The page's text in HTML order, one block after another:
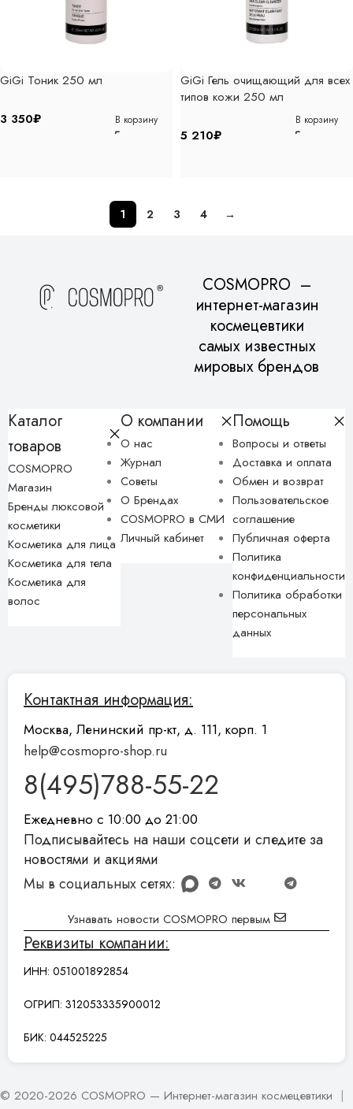
GiGi Тоник 250 мл
3 350₽ В корзину
GiGi Гель очищающий для всех
типов кожи 250 мл
5 210₽
В корзину
1 2 3 4 →
COSMOPRO –
интернет-магазин
космецевтики
самых известных
мировых брендов
Каталог
товаров
COSMOPRO
Магазин
Бренды люксовой
косметики
Косметика для лица
Косметика для тела
Косметика для
волос
О компании
О нас
Журнал
Советы
О Брендах
COSMOPRO в СМИ
Личный кабинет
Помощь
Вопросы и ответы
Доставка и оплата
Обмен и возврат
Пользовательское
соглашение
Публичная оферта
Политика
конфиденциальности
Политика обработки
персональных
данных
Контактная информация:
Москва, Ленинский пр-кт, д. 111, корп. 1
help@cosmopro-shop.ru
8(495)788-55-22
Ежедневно с 10:00 до 21:00
Подписывайтесь на наши соцсети и следите за
новостями и акциями
Мы в социальных сетях:
Узнавать новости COSMOPRO первым
Реквизиты компании:
ИНН: 051001892854
ОГРИП: 312053335900012
БИК: 044525225
© 2020-2026 COSMOPRO — Интернет-магазин космецевтики |